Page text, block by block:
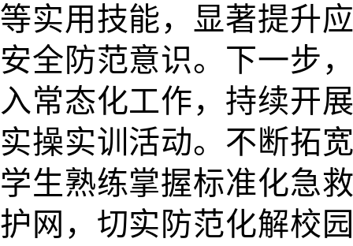
等实用技能，显著提升
安全防范意识。下一步
入常态化工作，持续开
实操实训活动。不断拓
学生熟练掌握标准化急
护网，切实防范化解校